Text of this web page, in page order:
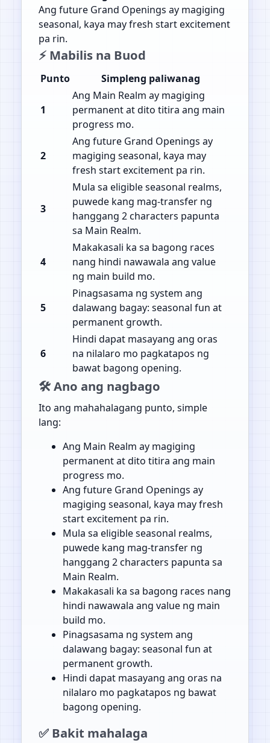
Ang future Grand Openings ay magiging
seasonal, kaya may fresh start excitement
pa rin.
⚡ Mabilis na Buod
Punto Simpleng paliwanag
1
Ang Main Realm ay magiging
permanent at dito titira ang main
progress mo.
2
Ang future Grand Openings ay
magiging seasonal, kaya may
fresh start excitement pa rin.
3
Mula sa eligible seasonal realms,
puwede kang mag-transfer ng
hanggang 2 characters papunta
sa Main Realm.
4
Makakasali ka sa bagong races
nang hindi nawawala ang value
ng main build mo.
5
Pinagsasama ng system ang
dalawang bagay: seasonal fun at
permanent growth.
6
Hindi dapat masayang ang oras
na nilalaro mo pagkatapos ng
bawat bagong opening.
🛠️ Ano ang nagbago
Ito ang mahahalagang punto, simple
lang:
Ang Main Realm ay magiging
permanent at dito titira ang main
progress mo.
Ang future Grand Openings ay
magiging seasonal, kaya may fresh
start excitement pa rin.
Mula sa eligible seasonal realms,
puwede kang mag-transfer ng
hanggang 2 characters papunta sa
Main Realm.
Makakasali ka sa bagong races nang
hindi nawawala ang value ng main
build mo.
Pinagsasama ng system ang
dalawang bagay: seasonal fun at
permanent growth.
Hindi dapat masayang ang oras na
nilalaro mo pagkatapos ng bawat
bagong opening.
✅ Bakit mahalaga